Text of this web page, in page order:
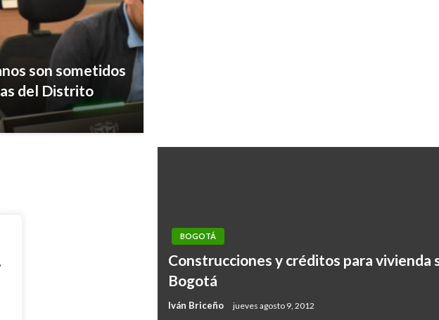
son sometidos
del Distrito
Inflamatoria
BOGOTÁ
Construcciones y créditos para vivienda
Bogotá
Iván Briceño jueves agosto 9, 2012